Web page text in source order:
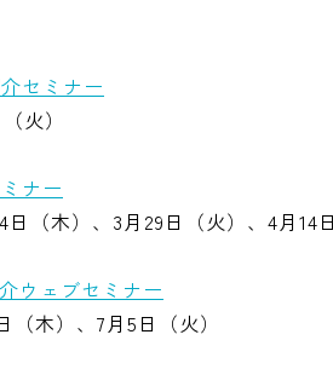
セミナー
火）
ナー
（木）、3月29日（火）、4月14
ウェブセミナー
木）、7月5日（火）